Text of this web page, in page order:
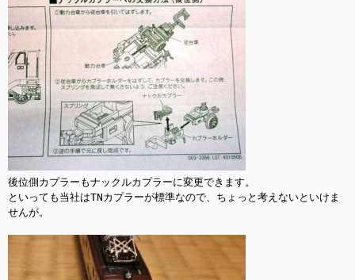
後位側カプラーもナックルカプラーに変更できます。
といっても当社はTNカプラーが標準なので、ちょっと考えないといけま
せんが。